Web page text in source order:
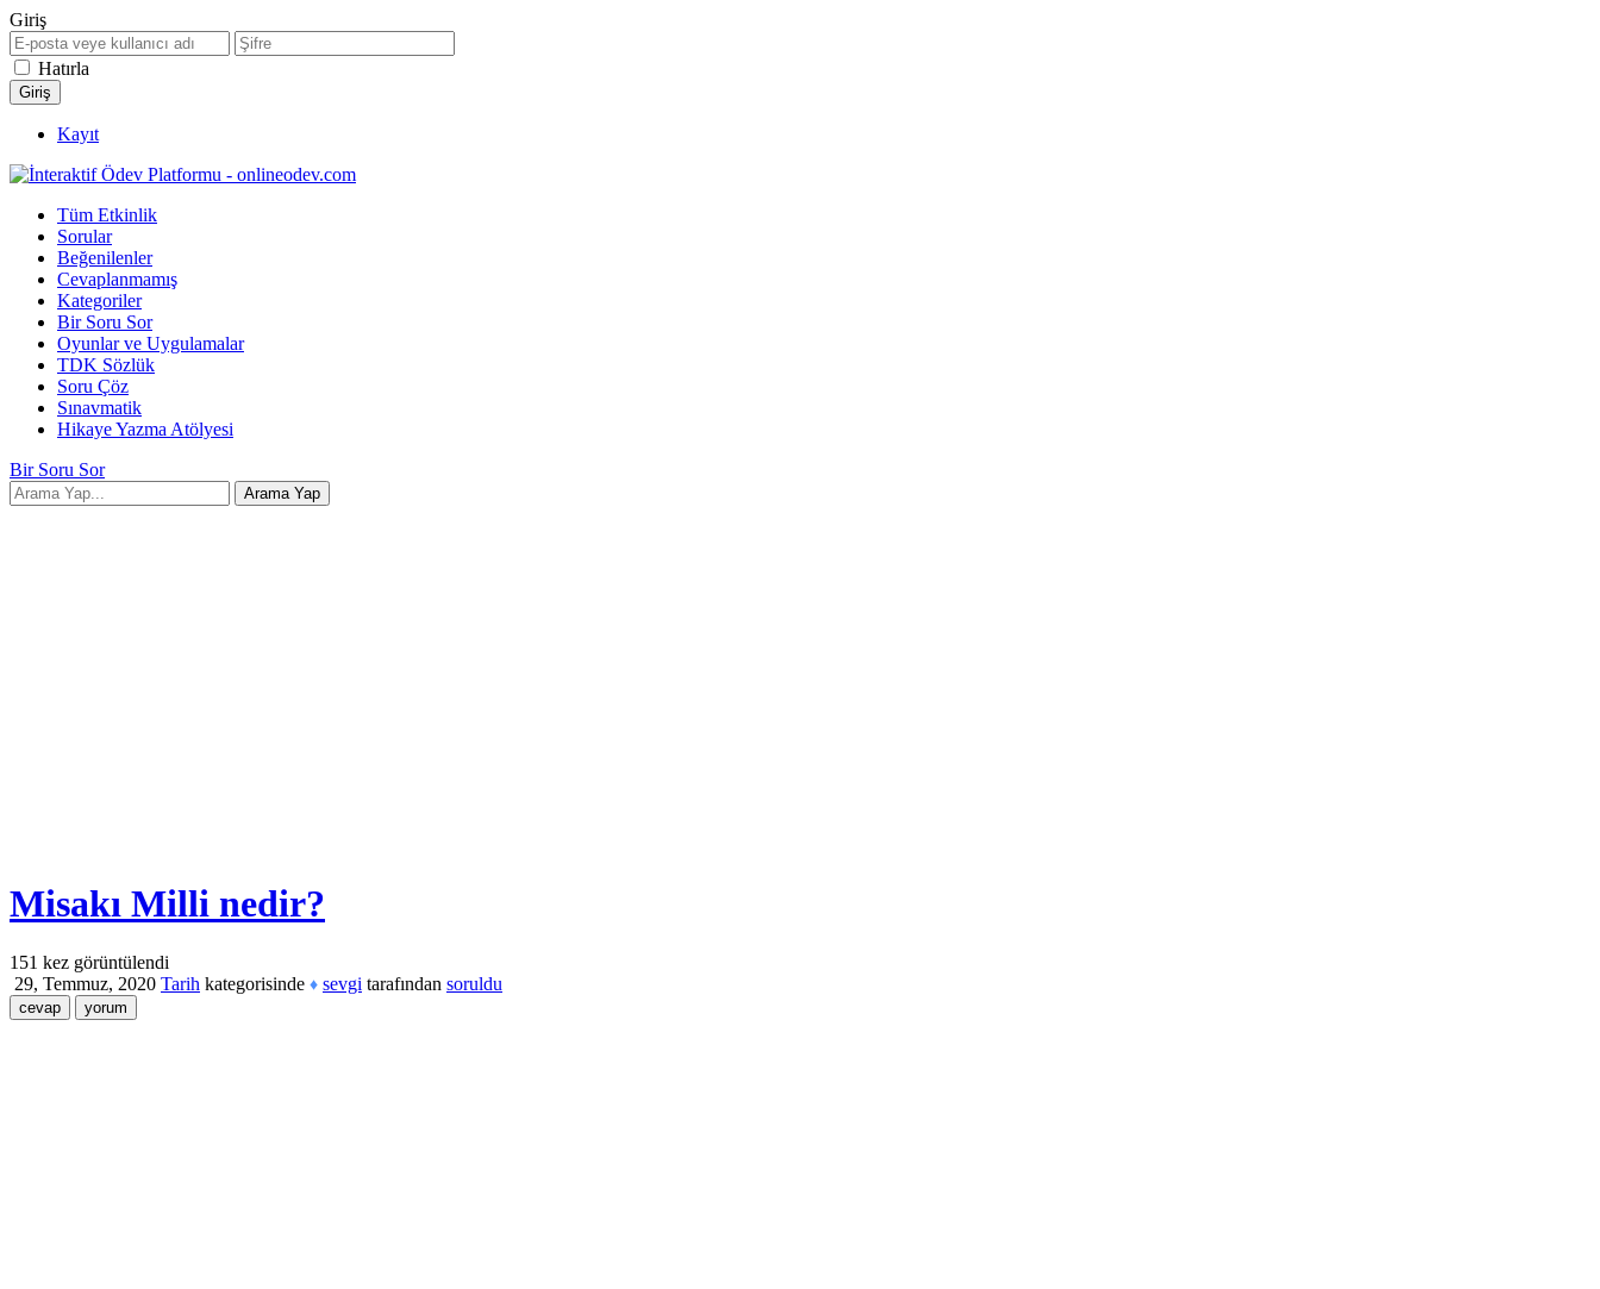
Giriş
Hatırla
Kayıt
Tüm Etkinlik
Sorular
Beğenilenler
Cevaplanmamış
Kategoriler
Bir Soru Sor
Oyunlar ve Uygulamalar
TDK Sözlük
Soru Çöz
Sınavmatik
Hikaye Yazma Atölyesi
Bir Soru Sor
Misakı Milli nedir?
151 kez görüntülendi
29, Temmuz, 2020 Tarih kategorisinde ♦ sevgi tarafından soruldu